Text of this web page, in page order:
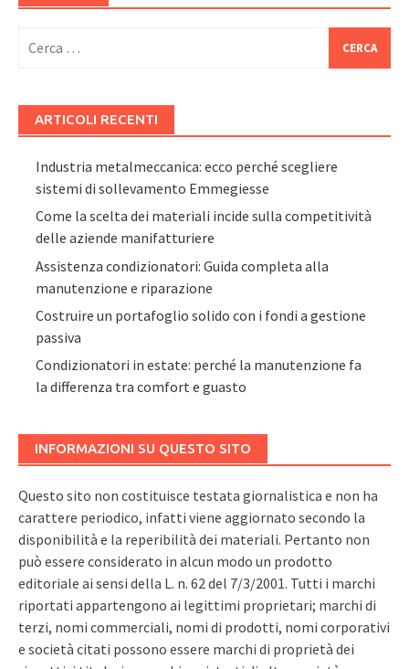
per:
ARTICOLI RECENTI
Industria metalmeccanica: ecco perché scegliere
sistemi di sollevamento Emmegiesse
Come la scelta dei materiali incide sulla competitività
delle aziende manifatturiere
Assistenza condizionatori: Guida completa alla
manutenzione e riparazione
Costruire un portafoglio solido con i fondi a gestione
passiva
Condizionatori in estate: perché la manutenzione fa
la differenza tra comfort e guasto
INFORMAZIONI SU QUESTO SITO
Questo sito non costituisce testata giornalistica e non ha
carattere periodico, infatti viene aggiornato secondo la
disponibilità e la reperibilità dei materiali. Pertanto non
può essere considerato in alcun modo un prodotto
editoriale ai sensi della L. n. 62 del 7/3/2001. Tutti i marchi
riportati appartengono ai legittimi proprietari; marchi di
terzi, nomi commerciali, nomi di prodotti, nomi corporativi
e società citati possono essere marchi di proprietà dei